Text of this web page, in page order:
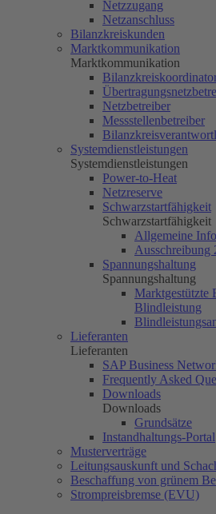
Netzzugang
Netzanschluss
Bilanzkreiskunden
Marktkommunikation
Marktkommunikation
Netzbetreiber
Messstellenbetreiber
Systemdienstleistungen
Systemdienstleistungen
Power-to-Heat
Netzreserve
Schwarzstartfähigkeit
Schwarzstartfähigkeit
Allgemeine
Ausschreibung
Spannungshaltung
Spannungshaltung
Marktgestützte
Blindleistung
Lieferanten
Lieferanten
SAP Business
Frequently Asked
Downloads
Downloads
Grundsätze
Instandhaltungs-Portal
Musterverträge
Leitungsauskunft und
Beschaffung von grünem
Strompreisbremse (EVU)